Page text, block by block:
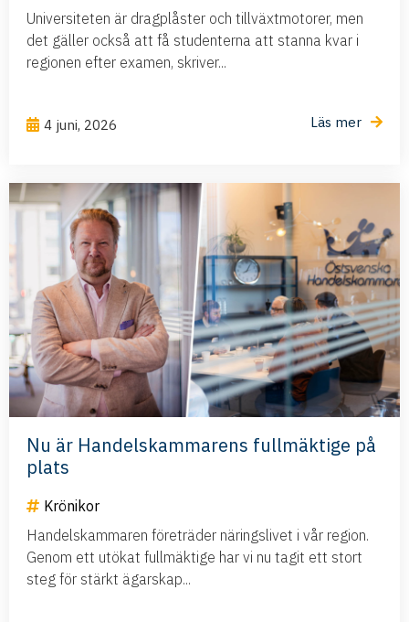
Universiteten är dragplåster och tillväxtmotorer, men
det gäller också att få studenterna att stanna kvar i
regionen efter examen, skriver...
4 juni, 2026 Läs mer
Nu är Handelskammarens fullmäktige på
plats
Krönikor
Handelskammaren företräder näringslivet i vår region.
Genom ett utökat fullmäktige har vi nu tagit ett stort
steg för stärkt ägarskap...